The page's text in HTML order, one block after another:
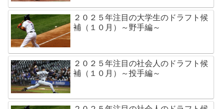
２０２５年注目の大学生のドラフト候
補（１０月）～野手編～
２０２５年注目の社会人のドラフト候
補（１０月）～投手編～